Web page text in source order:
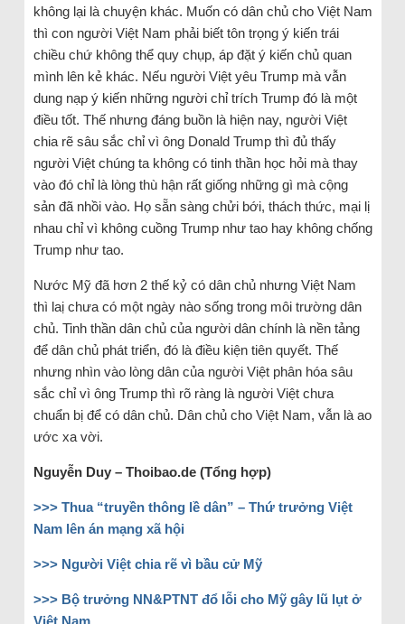
không lại là chuyện khác. Muốn có dân chủ cho Việt Nam
thì con người Việt Nam phải biết tôn trọng ý kiến trái
chiều chứ không thể quy chụp, áp đặt ý kiến chủ quan
mình lên kẻ khác. Nếu người Việt yêu Trump mà vẫn
dung nạp ý kiến những người chỉ trích Trump đó là một
điều tốt. Thế nhưng đáng buồn là hiện nay, người Việt
chia rẽ sâu sắc chỉ vì ông Donald Trump thì đủ thấy
người Việt chúng ta không có tinh thần học hỏi mà thay
vào đó chỉ là lòng thù hận rất giống những gì mà cộng
sản đã nhồi vào. Họ sẵn sàng chửi bới, thách thức, mại lị
nhau chỉ vì không cuồng Trump như tao hay không chống
Trump như tao.
Nước Mỹ đã hơn 2 thế kỷ có dân chủ nhưng Việt Nam
thì laị chưa có một ngày nào sống trong môi trường dân
chủ. Tinh thần dân chủ của người dân chính là nền tảng
để dân chủ phát triển, đó là điều kiện tiên quyết. Thế
nhưng nhìn vào lòng dân của người Việt phân hóa sâu
sắc chỉ vì ông Trump thì rõ ràng là người Việt chưa
chuẩn bị để có dân chủ. Dân chủ cho Việt Nam, vẫn là ao
ước xa vời.
Nguyễn Duy – Thoibao.de (Tổng hợp)
>>> Thua “truyền thông lề dân” – Thứ trưởng Việt
Nam lên án mạng xã hội
>>> Người Việt chia rẽ vì bầu cử Mỹ
>>> Bộ trưởng NN&PTNT đổ lỗi cho Mỹ gây lũ lụt ở
Việt Nam